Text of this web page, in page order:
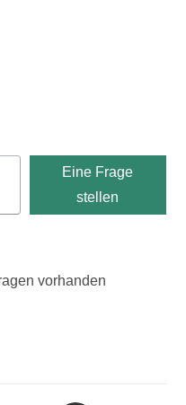
Eine Frage
stellen
vorhanden